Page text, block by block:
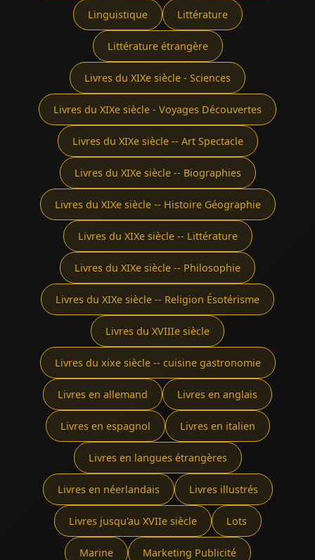
Linguistique Littérature
Littérature étrangère
Livres du XIXe siècle - Sciences
Livres du XIXe siècle - Voyages Découvertes
Livres du XIXe siècle -- Art Spectacle
Livres du XIXe siècle -- Biographies
Livres du XIXe siècle -- Histoire Géographie
Livres du XIXe siècle -- Littérature
Livres du XIXe siècle -- Philosophie
Livres du XIXe siècle -- Religion Ésotérisme
Livres du XVIIIe siècle
Livres du xixe siècle -- cuisine gastronomie
Livres en allemand Livres en anglais
Livres en espagnol Livres en italien
Livres en langues étrangères
Livres en néerlandais Livres illustrés
Livres jusqu'au XVIIe siècle Lots
Marine Marketing Publicité